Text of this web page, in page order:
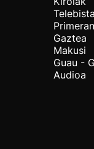
Primeran
Gaztea
Makusi
Guau -
Audioa